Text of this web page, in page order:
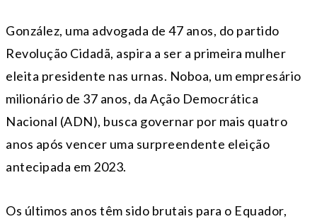
González, uma advogada de 47 anos, do partido
Revolução Cidadã, aspira a ser a primeira mulher
eleita presidente nas urnas. Noboa, um empresário
milionário de 37 anos, da Ação Democrática
Nacional (ADN), busca governar por mais quatro
anos após vencer uma surpreendente eleição
antecipada em 2023.
Os últimos anos têm sido brutais para o Equador,